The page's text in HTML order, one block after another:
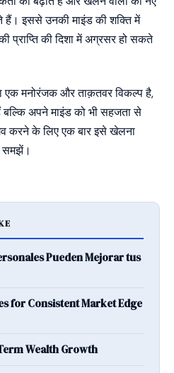
इससे उनकी माइंड की शक्ति में
प्राप्ति की दिशा में अग्रसर हो सकते
मनोरंजक और ताक़तवर विकल्प है,
अपने माइंड को भी सहजता से
करने के लिए एक बार इसे खेलना
समझें।
Pueden Mejorar tus
for Consistent Market Edge
Wealth Growth